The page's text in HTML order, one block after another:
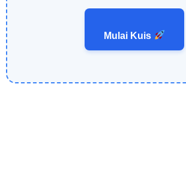
Mulai Kuis